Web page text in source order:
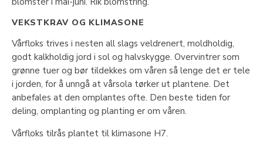
VEKSTKRAV OG KLIMASONE
Vårfloks trives i nesten all slags veldrenert, moldholdig,
godt kalkholdig jord i sol og halvskygge. Overvintrer som
grønne tuer og bør tildekkes om våren så lenge det er tele
i jorden, for å unngå at vårsola tørker ut plantene. Det
anbefales at den omplantes ofte. Den beste tiden for
deling, omplanting og planting er om våren.
Vårfloks tilrås plantet til klimasone H7.